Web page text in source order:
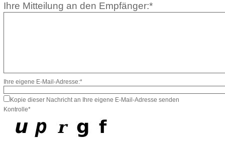
Ihre Mitteilung an den Empfänger:*
Ihre eigene E-Mail-Adresse:*
Kopie dieser Nachricht an Ihre eigene E-Mail-Adresse senden
Kontrolle*